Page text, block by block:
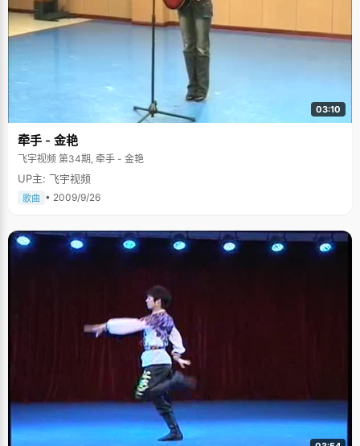
03:10
牵手 - 金艳
飞宇视频 第34期, 牵手 - 金艳
UP主: 飞宇视频
歌曲 • 2009/9/26